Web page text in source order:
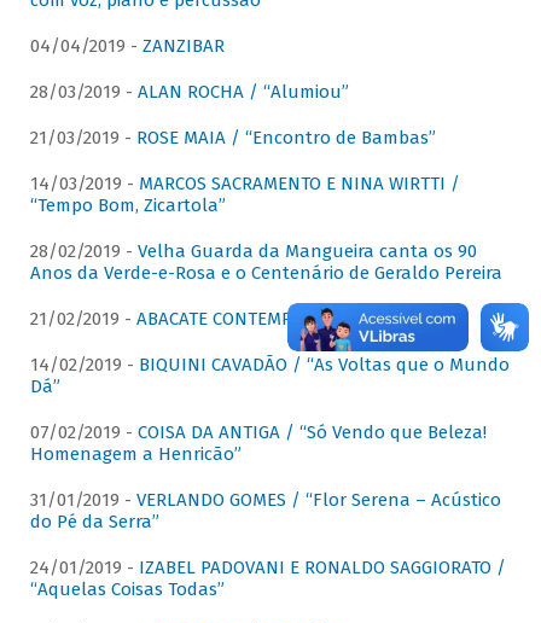
04/04/2019 - ZANZIBAR
28/03/2019 - ALAN ROCHA / “Alumiou”
21/03/2019 - ROSE MAIA / “Encontro de Bambas”
14/03/2019 - MARCOS SACRAMENTO E NINA WIRTTI /
“Tempo Bom, Zicartola”
28/02/2019 - Velha Guarda da Mangueira canta os 90
Anos da Verde-e-Rosa e o Centenário de Geraldo Pereira
21/02/2019 - ABACATE CONTEMPORÂNEO
14/02/2019 - BIQUINI CAVADÃO / “As Voltas que o Mundo
Dá”
07/02/2019 - COISA DA ANTIGA / “Só Vendo que Beleza!
Homenagem a Henricão”
31/01/2019 - VERLANDO GOMES / “Flor Serena – Acústico
do Pé da Serra”
24/01/2019 - IZABEL PADOVANI E RONALDO SAGGIORATO /
“Aquelas Coisas Todas”